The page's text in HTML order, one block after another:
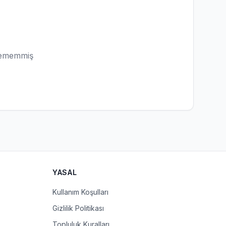
YASAL
Kullanım Koşulları
Gizlilik Politikası
Topluluk Kuralları